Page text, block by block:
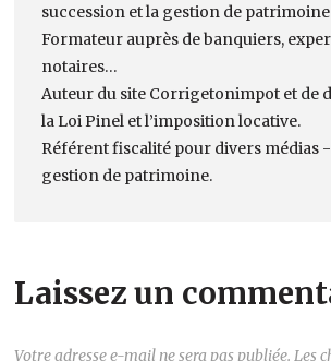
succession et la gestion de
Formateur auprès de banquiers,
notaires…
Auteur du site Corrigetonimpot et de
la Loi Pinel et l’imposition locative.
Référent fiscalité pour divers médias
gestion de patrimoine.
Laissez un
Votre adresse e-mail ne sera pas publiée. Les